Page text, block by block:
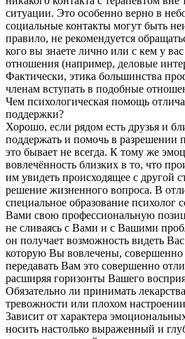
ситуации. Это особенно верно в
социальные контакты могут быть
правило, не рекомендуется
кого вы знаете лично или с кем у
отношения (например, деловые
Фактически, этика большинства
членам вступать в подобные
Чем психологическая помощь
поддержки?
Хорошо, если рядом есть друзья и
поддержать и помочь в разрешении
это бывает не всегда. К тому же
вовлечённость близких в то, что
им увидеть происходящее с другой
решение жизненного вопроса. В
специальное образование психолог
Вами свою профессиональную
не сливаясь с Вами и с Вашими
он получает возможность видеть
которую Вы вовлечены,
передавать Вам это совершенно
расширяя горизонты Вашего
Обязательно ли принимать
тревожности или плохом
Зависит от характера
носить настолько выраженный и